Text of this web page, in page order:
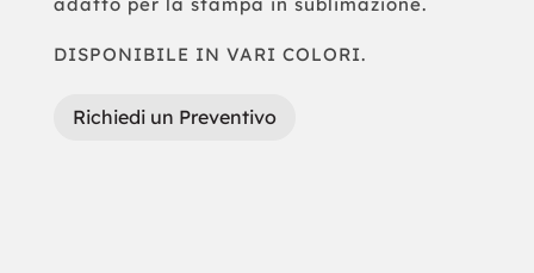
adatto per la stampa in sublimazione.
DISPONIBILE IN VARI COLORI.
Richiedi un Preventivo